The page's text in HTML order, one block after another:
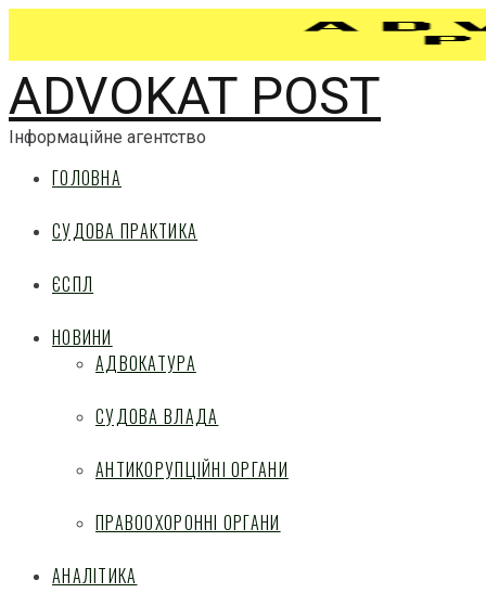
ADVOKAT POST
Інформаційне агентство
ГОЛОВНА
СУДОВА ПРАКТИКА
ЄСПЛ
НОВИНИ
АДВОКАТУРА
СУДОВА ВЛАДА
АНТИКОРУПЦІЙНІ ОРГАНИ
ПРАВООХОРОННІ ОРГАНИ
АНАЛІТИКА